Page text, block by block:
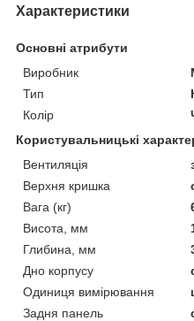
Характеристики
Основні атрибути
Виробник
Тип
Колір
Користувальницькі
Вентиляція
Верхня кришка
Вага (кг)
Висота, мм
Глибина, мм
Дно корпусу
Одиниця вимірювання
Задня панель